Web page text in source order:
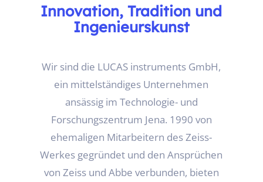
Innovation, Tradition und
Ingenieurskunst
Wir sind die LUCAS instruments GmbH,
ein mittelständiges Unternehmen
ansässig im Technologie- und
Forschungszentrum Jena. 1990 von
ehemaligen Mitarbeitern des Zeiss-
Werkes gegründet und den Ansprüchen
von Zeiss und Abbe verbunden, bieten